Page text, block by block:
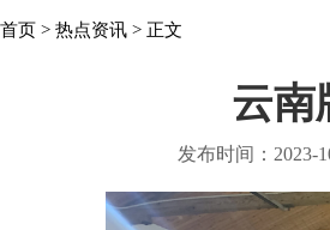
首页 > 热点资讯 > 正文
云南
发布时间：2023-